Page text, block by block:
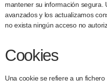
mantener su información segura.
avanzados y los actualizamos
no exista ningún acceso no
Cookies
Una cookie se refiere a un